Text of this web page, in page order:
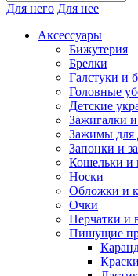
Для него Для нее
Аксессуары
Бижутерия
Брелки
Галстуки и
Головные
Детские
Зажигалки
Зажимы для
Запонки и
Кошельки и
Носки
Обложки и
Очки
Перчатки и
Пишущие
Краски